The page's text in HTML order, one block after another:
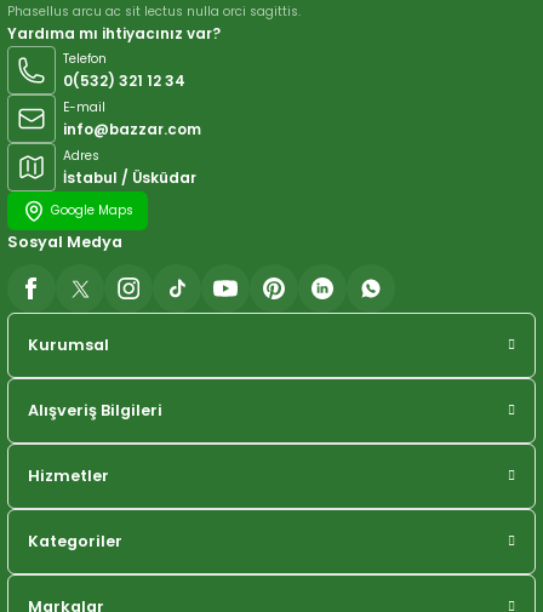
Phasellus arcu ac sit lectus nulla orci sagittis.
Yardıma mı ihtiyacınız var?
Telefon
0(532) 321 12 34
E-mail
info@bazzar.com
Adres
İstabul / Üsküdar
Google Maps
Kurumsal
Alışveriş Bilgileri
Hizmetler
Kategoriler
Markalar
Sosyal Medya